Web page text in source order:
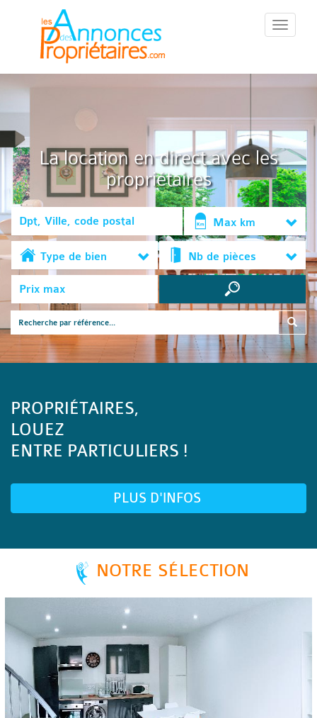
::Menu::
La location en direct avec les
propriétaires
Max km
Type de bien Nb de pièces
PROPRIÉTAIRES,
LOUEZ
ENTRE PARTICULIERS !
PLUS D'INFOS
NOTRE SÉLECTION